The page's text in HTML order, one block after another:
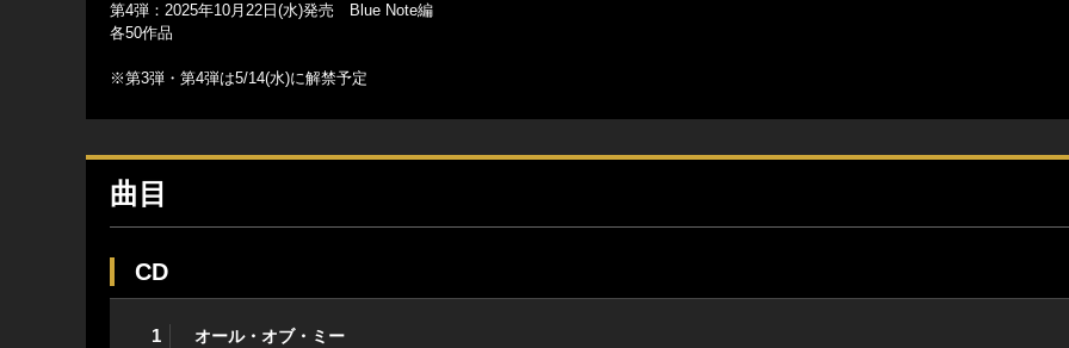
第4弾：2025年10月22日(水)発売 Blue Note編
各50作品
※第3弾・第4弾は5/14(水)に解禁予定
曲目
CD
1 オール・オブ・ミー